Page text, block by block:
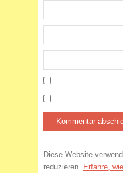
Diese Website
reduzieren.
Erfahre,